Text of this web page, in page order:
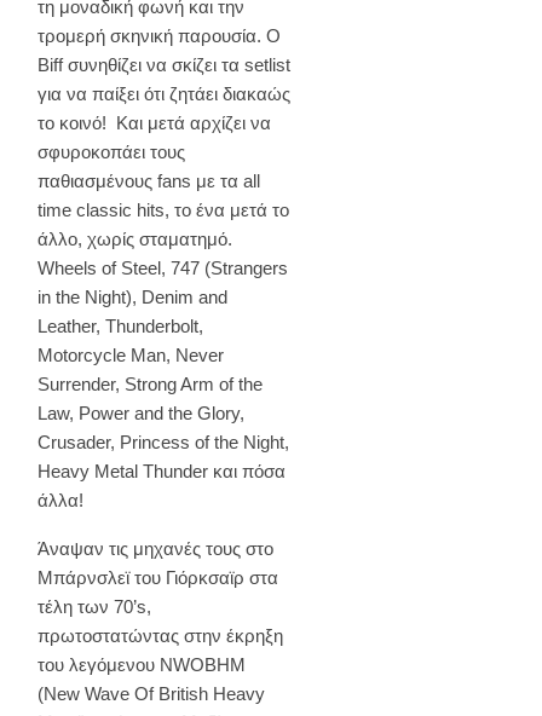
τη μοναδική φωνή και την
τρομερή σκηνική παρουσία. O
Biff συνηθίζει να σκίζει τα setlist
για να παίξει ότι ζητάει διακαώς
το κοινό! Και μετά αρχίζει να
σφυροκοπάει τους
παθιασμένους fans με τα all
time classic hits, το ένα μετά το
άλλο, χωρίς σταματημό.
Wheels of Steel, 747 (Strangers
in the Night), Denim and
Leather, Thunderbolt,
Motorcycle Man, Never
Surrender, Strong Arm of the
Law, Power and the Glory,
Crusader, Princess of the Night,
Heavy Metal Thunder και πόσα
άλλα!
Άναψαν τις μηχανές τους στο
Μπάρνσλεϊ του Γιόρκσαϊρ στα
τέλη των 70’s,
πρωτοστατώντας στην έκρηξη
του λεγόμενου NWOBHM
(New Wave Of British Heavy